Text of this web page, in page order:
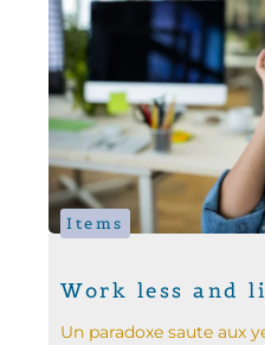
Items
Work less and
Un paradoxe saute aux